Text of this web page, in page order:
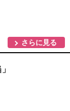
さらに見る